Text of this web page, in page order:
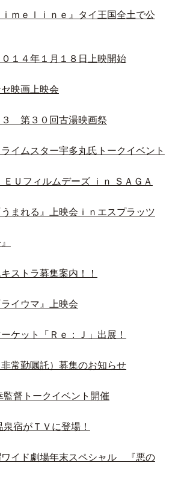
ｍｅｌｉｎｅ』タイ王国全土で公
１４年１月１８日上映開始
映画上映会
３ 第３０回古湯映画祭
イムスター宇多丸氏トークイベント
Ｕフィルムデーズ ｉｎ ＳＡＧＡ
まれる』上映会ｉｎエスプラッツ
ストラ募集案内！！
イウマ』上映会
ケット「Ｒｅ：Ｊ」出展！
常勤嘱託）募集のお知らせ
監督トークイベント開催
宿がＴＶに登場！
イド劇場年末スペシャル 『悪の